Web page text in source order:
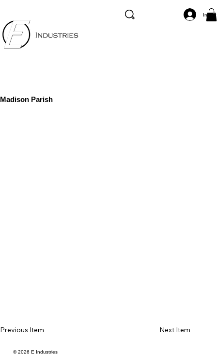
Madison Parish
Previous Item Next Item
© 2026 E Industries